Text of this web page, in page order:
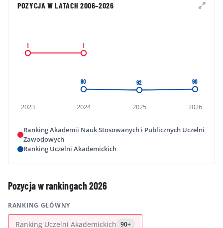
POZYCJA W LATACH 2006–2026
2023 2024 2025 2026
1 1
90 92 90
Ranking Akademii Nauk Stosowanych i Publicznych Uczelni
Zawodowych
Ranking Uczelni Akademickich
Pozycja w rankingach 2026
RANKING GŁÓWNY
Ranking Uczelni Akademickich 90+